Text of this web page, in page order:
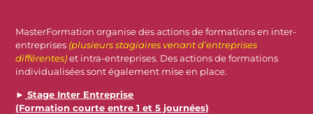
MasterFormation organise des actions de formations en inter-
entreprises (plusieurs stagiaires venant d’entreprises
différentes)et intra-entreprises. Des actions de formations
individualisées sont également mise en place.
► Stage Inter Entreprise
(Formation courte entre 1 et 5 journées)